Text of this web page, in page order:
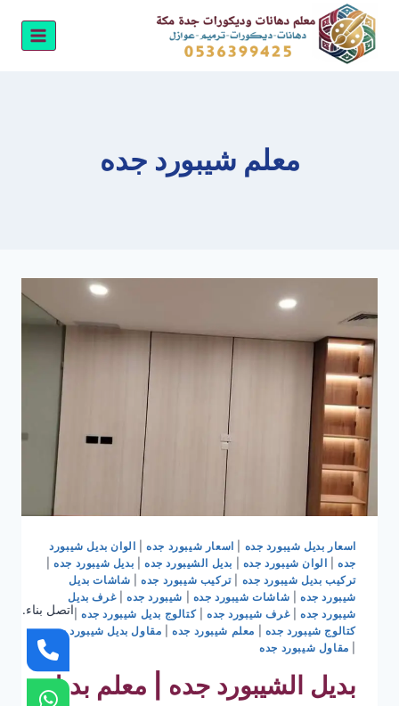
التجاوز
المحتوى
معلم شيبورد جده
اسعار بديل شيبورد جده اسعار شيبورد جده| الوان بديل شيبورد
جده| الوان شيبورد جده بديل الشيبورد جده بديل شيبورد جده|
تركيب بديل شيبورد جده |تركيب شيبورد جده| شاشات بديل
شيبورد جده| شاشات شيبورد جده شيبورد جده |غرف بديل
شيبورد جده|غرف شيبورد جده |كتالوج بديل شيبورد جده|
كتالوج شيبورد جده
معلم شيبورد جده| مقاول بديل شيبورد جده
مقاول شيبورد جده
بديل الشيبورد جده | معلم بديل
اتصل بناء.